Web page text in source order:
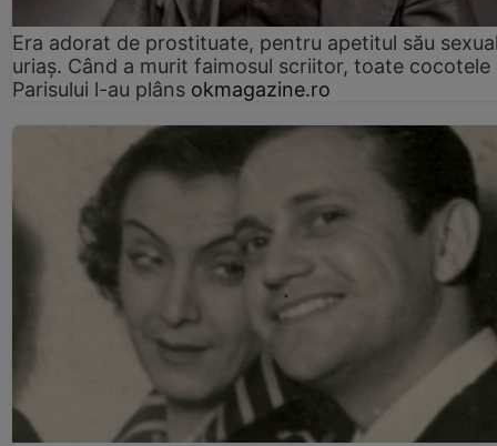
Era adorat de prostituate, pentru apetitul său
uriaș. Când a murit faimosul scriitor, toate cocotele
Parisului l-au plâns okmagazine.ro